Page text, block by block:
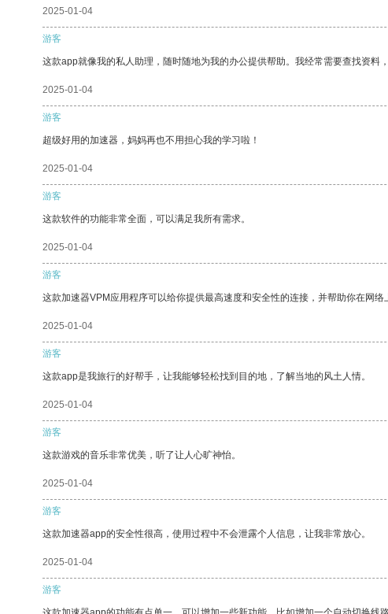
2025-01-04
游客
这款app就像我的私人助理，随时随地为我的办公提供帮助。我经常需要查找资料
2025-01-04
游客
超级好用的加速器，妈妈再也不用担心我的学习啦！
2025-01-04
游客
这款软件的功能非常全面，可以满足我所有需求。
2025-01-04
游客
这款加速器VPM应用程序可以给你提供最高速度和安全性的连接，并帮助你在网络
2025-01-04
游客
这款app是我旅行的好帮手，让我能够轻松找到目的地，了解当地的风土人情。
2025-01-04
游客
这款游戏的音乐非常优美，听了让人心旷神怡。
2025-01-04
游客
这款加速器app的安全性很高，使用过程中不会泄露个人信息，让我非常放心。
2025-01-04
游客